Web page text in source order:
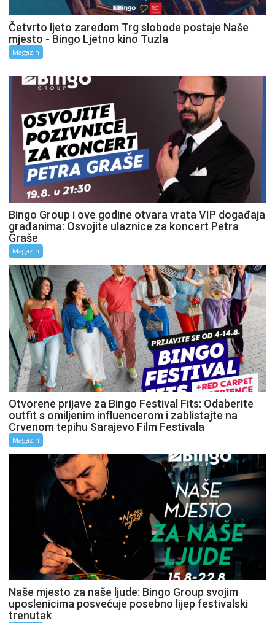
Četvrto ljeto zaredom Trg slobode postaje Naše
mjesto - Bingo Ljetno kino Tuzla
Magazin
Bingo Group i ove godine otvara vrata VIP događaja
građanima: Osvojite ulaznice za koncert Petra
Graše
Magazin
Otvorene prijave za Bingo Festival Fits: Odaberite
outfit s omiljenim influencerom i zablistajte na
Crvenom tepihu Sarajevo Film Festivala
Magazin
Naše mjesto za naše ljude: Bingo Group svojim
uposlenicima posvećuje posebno lijep festivalski
trenutak